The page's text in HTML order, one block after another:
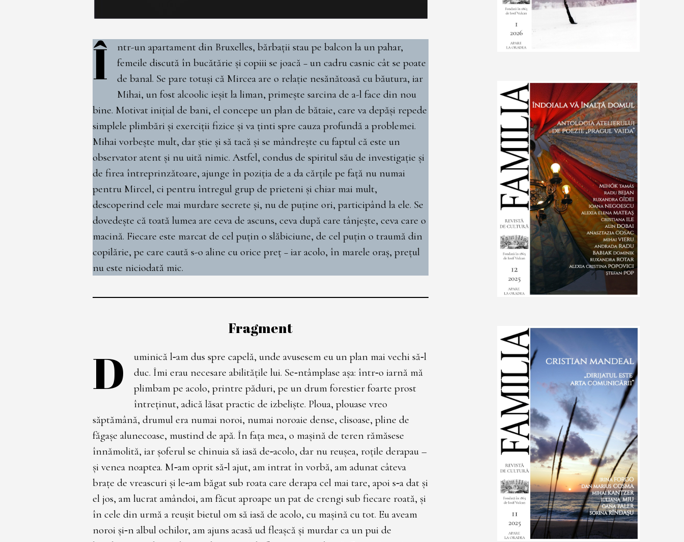
Î
ntr-un apartament din Bruxelles, bărbații stau pe balcon la un pahar,
femeile discută în bucătărie și copiii se joacă − un cadru casnic cât se poate
de banal. Se pare totuși că Mircea are o relație nesănătoasă cu băutura, iar
Mihai, un fost alcoolic ieșit la liman, primește sarcina de a-l face din nou
bine. Motivat inițial de bani, el concepe un plan de bătaie, care va depăși repede
simplele plimbări și exerciții fizice și va ținti spre cauza profundă a problemei.
Mihai vorbește mult, dar știe și să tacă și se mândrește cu faptul că este un
observator atent și nu uită nimic. Astfel, condus de spiritul său de investigație și
de firea întreprinzătoare, ajunge în poziția de a da cărțile pe față nu numai
pentru Mircel, ci pentru întregul grup de prieteni și chiar mai mult,
descoperind cele mai murdare secrete și, nu de puține ori, participând la ele. Se
dovedește că toată lumea are ceva de ascuns, ceva după care tânjește, ceva care o
macină. Fiecare este marcat de cel puțin o slăbiciune, de cel puțin o traumă din
copilărie, pe care caută s-o aline cu orice preț − iar acolo, în marele oraș, prețul
nu este niciodată mic.
Fragment
D
uminică l‑am dus spre capelă, unde avusesem eu un plan mai vechi să‑l
duc. Îmi erau necesare abilităţile lui. Se‑ntâmplase aşa: într‑o iarnă mă
plimbam pe acolo, printre păduri, pe un drum forestier foarte prost
întreţinut, adică lăsat practic de izbelişte. Ploua, plouase vreo
săptămână, drumul era numai noroi, numai noroaie dense, clisoase, pline de
făgaşe alunecoase, mustind de apă. În faţa mea, o maşină de teren rămăsese
înnămolită, iar şoferul se chinuia să iasă de‑acolo, dar nu reuşea, roţile derapau –
şi venea noaptea. M‑am oprit să‑l ajut, am intrat în vorbă, am adunat câteva
braţe de vreascuri şi le‑am băgat sub roata care derapa cel mai tare, apoi s‑a dat şi
el jos, am lucrat amândoi, am făcut aproape un pat de crengi sub fiecare roată, şi
în cele din urmă a reuşit bietul om să iasă de acolo, cu maşină cu tot. Eu aveam
noroi şi‑n albul ochilor, am ajuns acasă ud fleaşcă şi murdar ca un pui de